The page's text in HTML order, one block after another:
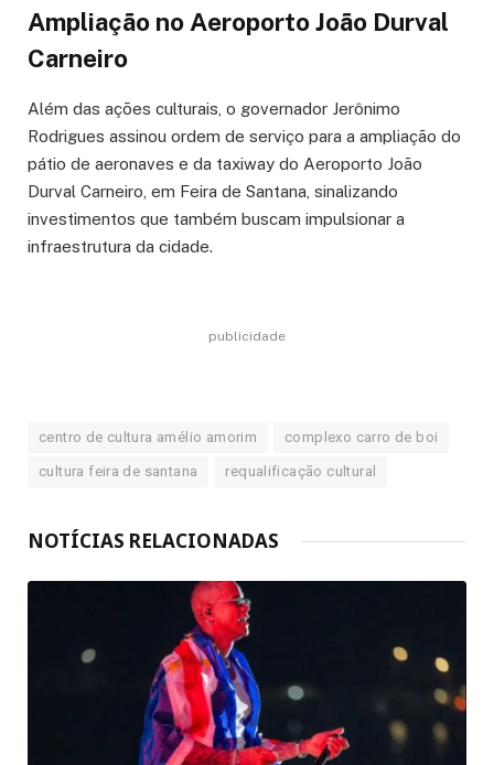
Ampliação no Aeroporto João Durval
Carneiro
Além das ações culturais, o governador Jerônimo
Rodrigues assinou ordem de serviço para a ampliação do
pátio de aeronaves e da taxiway do Aeroporto João
Durval Carneiro, em Feira de Santana, sinalizando
investimentos que também buscam impulsionar a
infraestrutura da cidade.
publicidade
centro de cultura amélio amorim complexo carro de boi
cultura feira de santana requalificação cultural
NOTÍCIAS RELACIONADAS